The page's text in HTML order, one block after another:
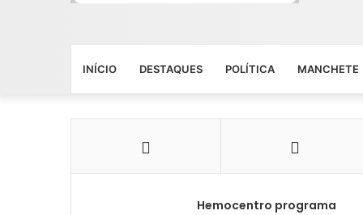
INÍCIO DESTAQUES POLÍTICA MANCHETE
Hemocentro programa